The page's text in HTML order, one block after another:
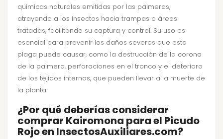
químicas naturales emitidas por las palmeras,
atrayendo a los insectos hacia trampas o áreas
tratadas, facilitando su captura y control. Su uso es
esencial para prevenir los daños severos que esta
plaga puede causar, como la destrucción de la corona
de la palmera, perforaciones en el tronco y el deterioro
de los tejidos internos, que pueden llevar a la muerte de
la planta.
¿Por qué deberías considerar
comprar Kairomona para el Picudo
Rojo en InsectosAuxiliares.com?